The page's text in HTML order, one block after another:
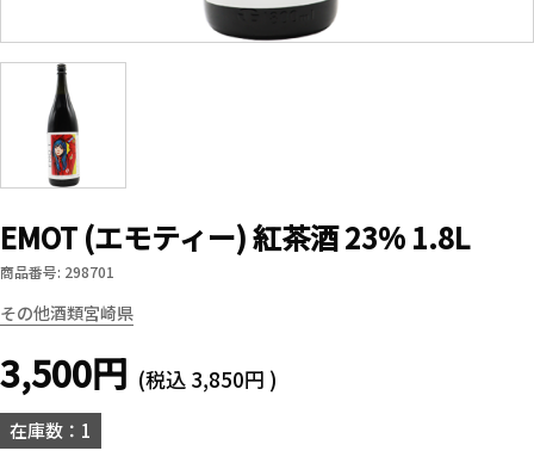
EMOT (エモティー) 紅茶酒 23% 1.8L
商品番号: 298701
その他酒類宮崎県
3,500円 (税込 3,850円 )
在庫数：1